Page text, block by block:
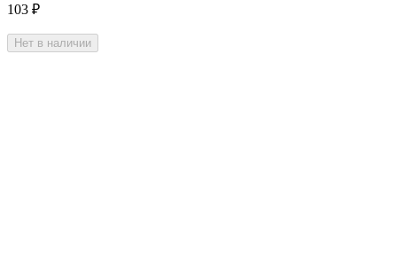
103 ₽
Нет в наличии